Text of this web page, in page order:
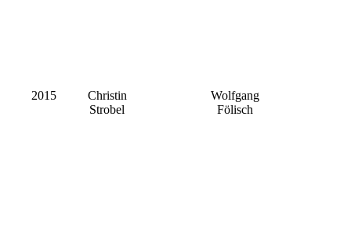
2015
Christin
Strobel
Wolfgang
Fölisch